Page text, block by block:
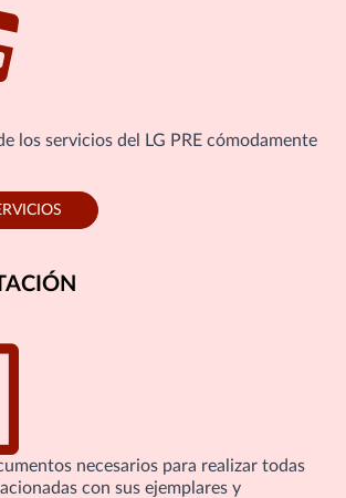
los servicios del LG PRE cómodamente
necesarios para realizar todas
con sus ejemplares y